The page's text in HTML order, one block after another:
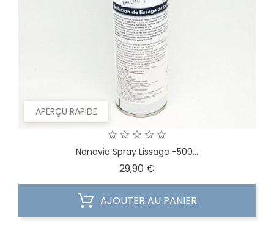
APERÇU RAPIDE
Nanovia Spray Lissage -500...
29,90 €
AJOUTER AU PANIER